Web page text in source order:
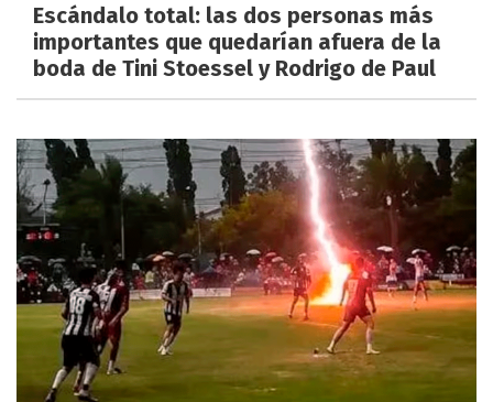
Escándalo total: las dos personas más
importantes que quedarían afuera de la
boda de Tini Stoessel y Rodrigo de Paul